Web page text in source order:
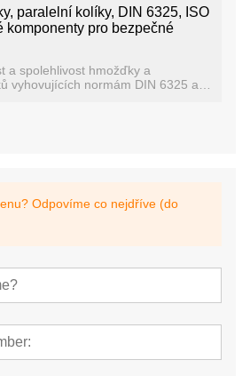
paralelní kolíky, DIN 6325, ISO
komponenty pro bezpečné
a spolehlivost hmožďky a
vyhovujících normám DIN 6325 a
Odpovíme co nejdříve (do